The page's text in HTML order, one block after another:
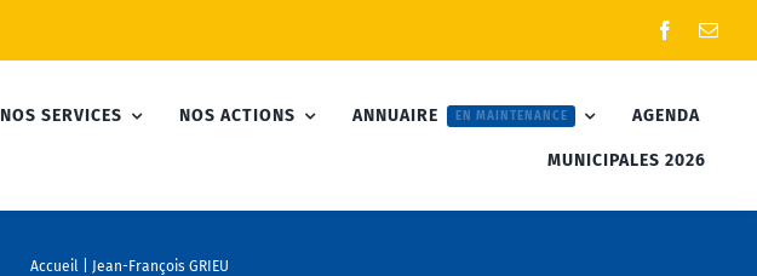
NOS SERVICES NOS ACTIONS ANNUAIRE EN MAINTENANCE AGENDA
MUNICIPALES 2026
Accueil| Jean-François GRIEU